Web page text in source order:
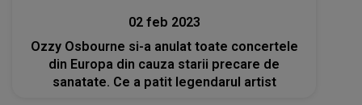
02 feb 2023
Ozzy Osbourne si-a anulat toate concertele
din Europa din cauza starii precare de
sanatate. Ce a patit legendarul artist